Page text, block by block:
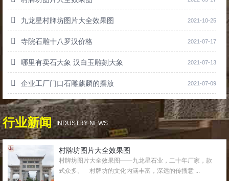
九龙星村牌坊图片大全效果图 2021-10-25
寺院石雕十八罗汉价格 2021-07-17
哪里有卖石大象 汉白玉雕刻大象 2021-07-13
企业工厂门口石雕麒麟的摆放 2021-07-09
行业新闻 INDUSTRY NEWS
村牌坊图片大全效果图
村牌坊图片大全效果图——九龙星石业，二十年厂家，款
式众多。 村牌坊的文化内涵丰富，深远的传播意 ...